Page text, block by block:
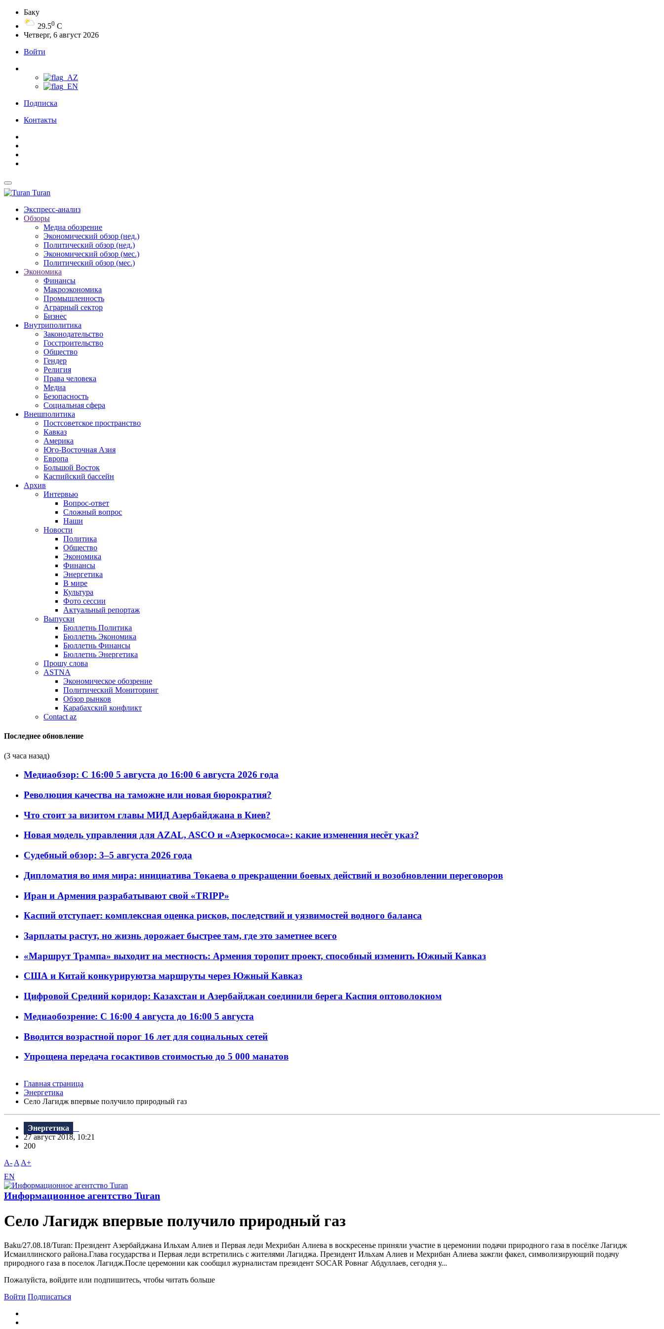
Баку
29.50 C
Четверг, 6 август 2026
Войти
Подписка
Контакты
Turan
Экспресс-анализ
Обзоры
Медиа обозрение
Экономический обзор (нед.)
Политический обзор (нед.)
Экономический обзор (мес.)
Политический обзор (мес.)
Экономика
Финансы
Макроэкономика
Промышленность
Аграрный сектор
Бизнес
Внутриполитика
Законодательство
Госстроительство
Общество
Гендер
Религия
Права человека
Медиа
Безопасность
Социальная сфера
Внешполитика
Постсоветское пространство
Кавказ
Америка
Юго-Восточная Азия
Европа
Большой Восток
Каспийский бассейн
Архив
Интервью
Вопрос-ответ
Сложный вопрос
Наши
Новости
Политика
Общество
Экономика
Финансы
Энергетика
В мире
Культура
Фото сессии
Актуальный репортаж
Выпуски
Бюллетнь Политика
Бюллетнь Экономика
Бюллетнь Финансы
Бюллетнь Энергетика
Прошу слова
ASTNA
Экономическое обозрение
Политический Мониторинг
Обзор рынков
Карабахский конфликт
Contact az
Последнее обновление
(3 часа назад)
Медиаобзор: С 16:00 5 августа до 16:00 6 августа 2026 года
Революция качества на таможне или новая бюрократия?
Что стоит за визитом главы МИД Азербайджана в Киев?
Новая модель управления для AZAL, ASCO и «Азеркосмоса»: какие изменения несёт указ?
Судебный обзор: 3–5 августа 2026 года
Дипломатия во имя мира: инициатива Токаева о прекращении боевых действий и возобновлении переговоров
Иран и Армения разрабатывают свой «TRIPP»
Каспий отступает: комплексная оценка рисков, последствий и уязвимостей водного баланса
Зарплаты растут, но жизнь дорожает быстрее там, где это заметнее всего
«Маршрут Трампа» выходит на местность: Армения торопит проект, способный изменить Южный Кавказ
США и Китай конкурируютза маршруты через Южный Кавказ
Цифровой Средний коридор: Казахстан и Азербайджан соединили берега Каспия оптоволокном
Медиаобозрение: С 16:00 4 августа до 16:00 5 августа
Вводится возрастной порог 16 лет для социальных сетей
Упрощена передача госактивов стоимостью до 5 000 манатов
Главная страница
Энергетика
Село Лагидж впервые получило природный газ
Энергетика
27 август 2018, 10:21
200
A- A A+
EN
Информационное агентство Turan
Село Лагидж впервые получило природный газ
Baku/27.08.18/Turan: Президент Азербайджана Ильхам Алиев и Первая леди Мехрибан Алиева в воскресенье приняли участие в церемонии подачи природного газа в посёлке Лагидж
Исмаиллинского района.Глава государства и Первая леди встретились с жителями Лагиджа. Президент Ильхам Алиев и Мехрибан Алиева зажгли факел, символизирующий подачу
природного газа в поселок Лагидж.После церемонии как сообщил журналистам президент SOCAR Ровнаг Абдуллаев, сегодня у...
Пожалуйста, войдите или подпишитесь, чтобы читать больше
Войти Подписаться